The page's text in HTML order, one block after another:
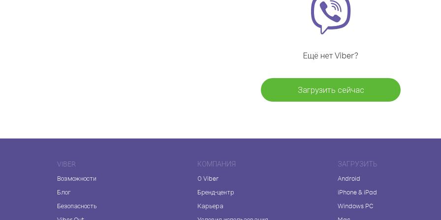
Ещё нет Viber?
Загрузить сейчас
VIBER
Возможности
Блог
Безопасность
КОМПАНИЯ
О Viber
Бренд-центр
Карьера
ЗАГРУЗИТЬ
Android
iPhone & iPad
Windows PC